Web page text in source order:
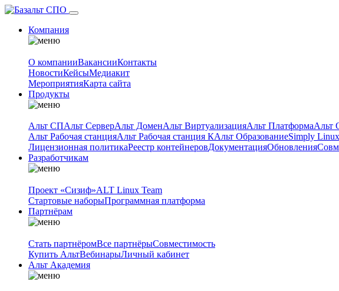
Компания
О компанииВакансииКонтакты
НовостиКейсыМедиакит
МероприятияКарта сайта
Продукты
Альт СПАльт СерверАльт ДоменАльт ВиртуализацияАльт ПлатформаАльт
Альт Рабочая станцияАльт Рабочая станция КАльт ОбразованиеSimply Linux
Лицензионная политикаРеестр контейнеровДокументацияОбновления
Разработчикам
Проект «Сизиф»ALT Linux Team
Стартовые наборыПрограммная платформа
Партнёрам
Стать партнёромВсе партнёрыСовместимость
Купить АльтВебинарыЛичный кабинет
Альт Академия